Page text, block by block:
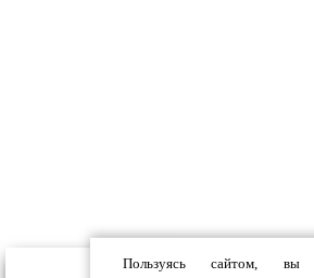
Пользуясь сайтом, вы